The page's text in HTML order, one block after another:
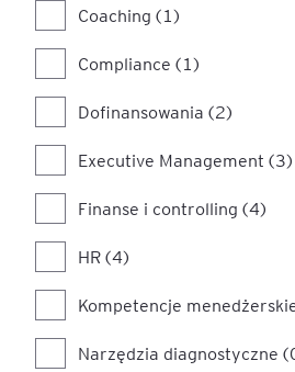
Coaching (1)
Compliance (1)
Dofinansowania (2)
Executive Management (3)
Finanse i controlling (4)
HR (4)
Kompetencje
Narzędzia diagnostyczne